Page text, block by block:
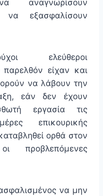
αναγνωρίσουν
εξασφαλίσουν
ελεύθεροι
είχαν και
να λάβουν την
εάν δεν έχουν
εργασία τις
επικουρικής
ορθά στον
προβλεπόμενες
να μην